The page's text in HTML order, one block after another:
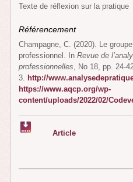
Texte de réflexion sur la pratique
Référencement
Champagne, C. (2020). Le
professionnel. InRevue de
professionnelles, No 18, pp. 24-
3. http://
https://www.aqcp.org/wp-
content/uploads/2022/02/
Article